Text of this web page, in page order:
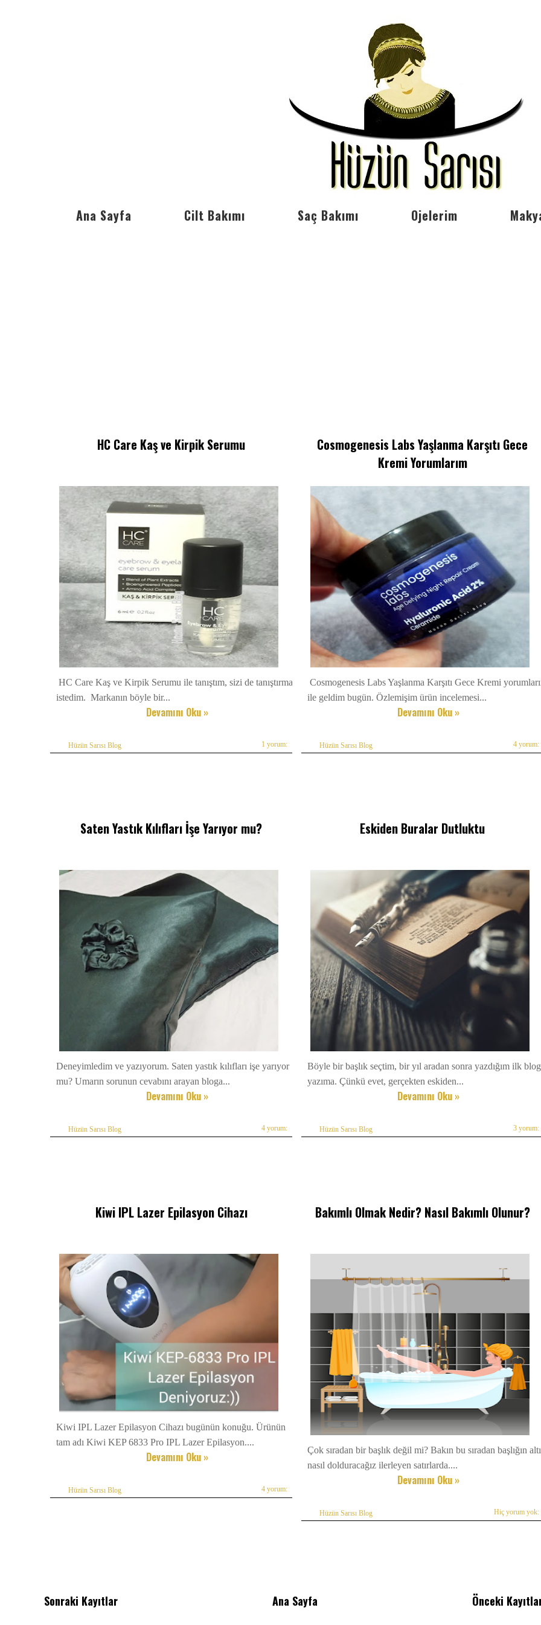
Ana Sayfa Cilt Bakımı Saç Bakımı Ojelerim
HC Care Kaş ve Kirpik Serumu
HC Care Kaş ve Kirpik Serumu ile tanıştım, sizi de tanıştırmak
istedim. Markanın böyle bir...
Devamını Oku »
Hüzün Sarısı Blog 1 yorum:
Cosmogenesis Labs Yaşlanma Karşıtı Gece
Kremi Yorumlarım
Cosmogenesis Labs Yaşlanma Karşıtı Gece Kremi
ile geldim bugün. Özlemişim ürün incelemesi...
Devamını Oku »
Hüzün Sarısı Blog 4 yorum:
Saten Yastık Kılıfları İşe Yarıyor mu?
Deneyimledim ve yazıyorum. Saten yastık kılıfları işe yarıyor
mu? Umarın sorunun cevabını arayan bloga...
Devamını Oku »
Hüzün Sarısı Blog 4 yorum:
Eskiden Buralar Dutluktu
Böyle bir başlık seçtim, bir yıl aradan sonra yazdığım ilk blog
yazıma. Çünkü evet, gerçekten eskiden...
Devamını Oku »
Hüzün Sarısı Blog 3 yorum:
Kiwi IPL Lazer Epilasyon Cihazı
Kiwi IPL Lazer Epilasyon Cihazı bugünün konuğu. Ürünün
tam adı Kiwi KEP 6833 Pro IPL Lazer Epilasyon....
Devamını Oku »
Hüzün Sarısı Blog 4 yorum:
Bakımlı Olmak Nedir? Nasıl Bakımlı Olunur?
Çok sıradan bir başlık değil mi? Bakın bu sıradan başlığın
nasıl dolduracağız ilerleyen satırlarda....
Devamını Oku »
Hüzün Sarısı Blog Hiç yorum yok:
Sonraki Kayıtlar Önceki
Ana Sayfa